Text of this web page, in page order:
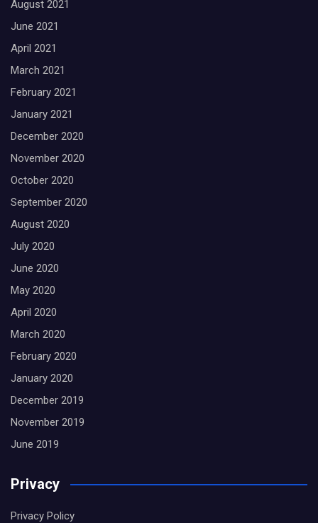
August 2021
June 2021
April 2021
March 2021
February 2021
January 2021
December 2020
November 2020
October 2020
September 2020
August 2020
July 2020
June 2020
May 2020
April 2020
March 2020
February 2020
January 2020
December 2019
November 2019
June 2019
Privacy
Privacy Policy